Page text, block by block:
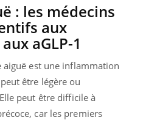
: les médecins
aux
aGLP-1
est une inflammation
être légère ou
peut être difficile à
car les premiers